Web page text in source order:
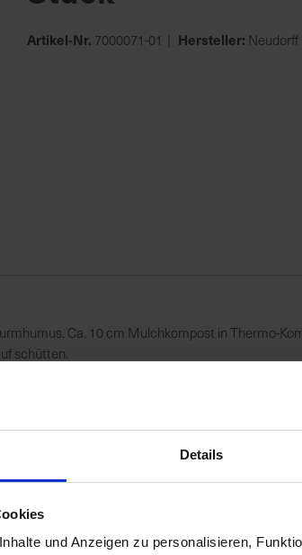
Details
und Anzeigen zu personalisieren,
Artikel-Nr. 7000071-01 Hersteller: Neudorff
Ca. 10 cm Mulchkompost in Thermo-
schütten.
UVP 36,99 €
4005240010617
MHD Relevant Nein
Variante